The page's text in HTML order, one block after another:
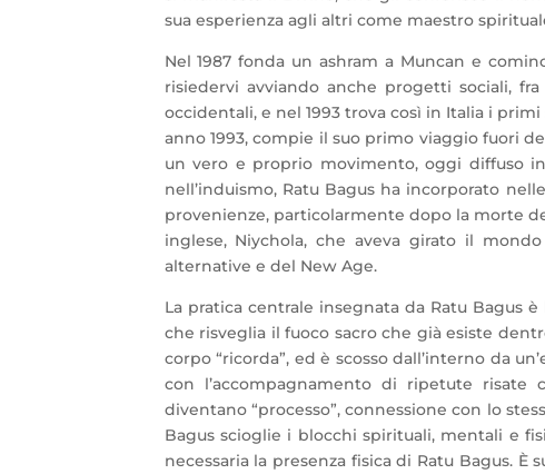
sua esperienza agli altri come maestro
Nel 1987 fonda un ashram a Muncan e
risiedervi avviando anche progetti sociali,
occidentali, e nel 1993 trova così in Italia i
anno 1993, compie il suo primo viaggio fuori
un vero e proprio movimento, oggi diffuso
nell’induismo, Ratu Bagus ha incorporato
provenienze, particolarmente dopo la morte
inglese, Niychola, che aveva girato il
alternative e del New Age.
La pratica centrale insegnata da Ratu Bagus
che risveglia il fuoco sacro che già esiste
corpo “ricorda”, ed è scosso dall’interno da
con l’accompagnamento di ripetute
diventano “processo”, connessione con lo
Bagus scioglie i blocchi spirituali, mentali e
necessaria la presenza fisica di Ratu Bagus.